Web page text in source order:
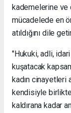
kademelerine ve
mücadelede en
atıldığını dile
"Hukuki, adli,
kuşatacak
kadın cinayetleri
kendisiyle
kaldırana kadar